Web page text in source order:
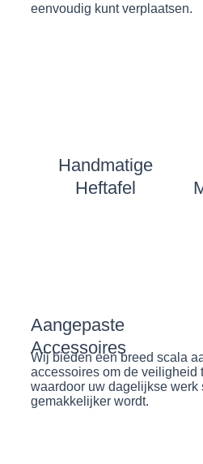
eenvoudig kunt verplaatsen.
Handmatige
Heftafel
Aangepaste
Accessoires
Wij bieden een breed scala
accessoires om de veiligheid
waardoor uw dagelijkse werk
gemakkelijker wordt.